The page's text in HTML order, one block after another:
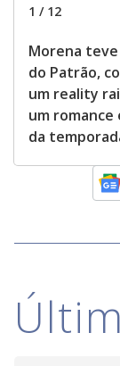
1 / 12
Morena teve
do Patrão,
um reality
um
da